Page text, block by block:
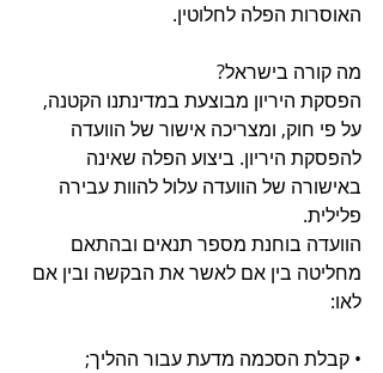
האוסרות הפלה לחלוטין.
מה קורה בישראל?
הפסקת היריון מבוצעת במדינתנו הקטנה,
על פי חוק, ומצריכה אישור של הוועדה
להפסקת היריון. ביצוע הפלה שאינה
באישורה של הוועדה עלול להוות עבירה
פלילית.
הוועדה בוחנת מספר תנאים ובהתאם
מחליטה בין אם לאשר את הבקשה ובין אם
לאו:
• קבלת הסכמה מדעת עבור ההליך;